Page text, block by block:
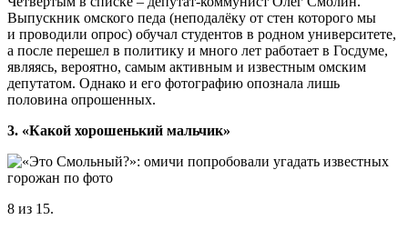
Выпускник омского педа (неподалёку от стен которого мы
и проводили опрос) обучал студентов в родном университете,
а после перешел в политику и много лет работает в Госдуме,
являясь, вероятно, самым активным и известным омским
депутатом. Однако и его фотографию опознала лишь
половина опрошенных.
3. «Какой хорошенький мальчик»
8 из 15.